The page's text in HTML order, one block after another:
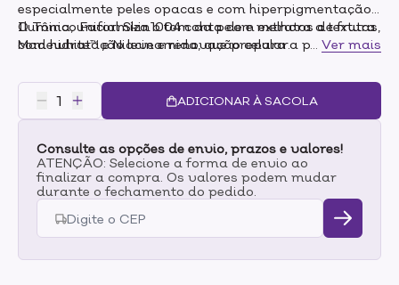
especialmente peles opacas e com hiperpigmentação.
Ilumina, uniformiza o tom da pele e melhora a textura
com hidratação leve e renovação celular.
O Tônico Facial Skin1004 conta com extratos de frutas,
Madewhite™ e Niacinamida, que prepara a pele para a
Ver mais
ADICIONAR À SACOLA
Consulte as opções de envio, prazos e valores!
ATENÇÃO: Selecione a forma de envio ao
finalizar a compra. Os valores podem mudar
durante o fechamento do pedido.